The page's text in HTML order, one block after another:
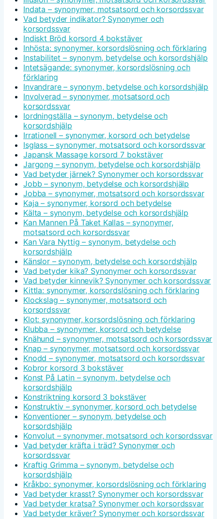
Indata – synonymer, motsatsord och korsordssvar
Vad betyder indikator? Synonymer och
korsordssvar
Indiskt Bröd korsord 4 bokstäver
Inhösta: synonymer, korsordslösning och förklaring
Instabilitet – synonym, betydelse och korsordshjälp
Intetsägande: synonymer, korsordslösning och
förklaring
Invandrare – synonym, betydelse och korsordshjälp
Involverad – synonymer, motsatsord och
korsordssvar
Iordningställa – synonym, betydelse och
korsordshjälp
Irrationell – synonymer, korsord och betydelse
Isglass – synonymer, motsatsord och korsordssvar
Japansk Massage korsord 7 bokstäver
Jargong – synonym, betydelse och korsordshjälp
Vad betyder järnek? Synonymer och korsordssvar
Jobb – synonym, betydelse och korsordshjälp
Jobba – synonymer, motsatsord och korsordssvar
Kaja – synonymer, korsord och betydelse
Kälta – synonym, betydelse och korsordshjälp
Kan Mannen På Taket Kallas – synonymer,
motsatsord och korsordssvar
Kan Vara Nyttig – synonym, betydelse och
korsordshjälp
Känslor – synonym, betydelse och korsordshjälp
Vad betyder kika? Synonymer och korsordssvar
Vad betyder kinnevik? Synonymer och korsordssvar
Kittla: synonymer, korsordslösning och förklaring
Klockslag – synonymer, motsatsord och
korsordssvar
Klot: synonymer, korsordslösning och förklaring
Klubba – synonymer, korsord och betydelse
Knähund – synonymer, motsatsord och korsordssvar
Knap – synonymer, motsatsord och korsordssvar
Knodd – synonymer, motsatsord och korsordssvar
Kobror korsord 3 bokstäver
Konst På Latin – synonym, betydelse och
korsordshjälp
Konstriktning korsord 3 bokstäver
Konstruktiv – synonymer, korsord och betydelse
Konventioner – synonym, betydelse och
korsordshjälp
Konvolut – synonymer, motsatsord och korsordssvar
Vad betyder kräfta i träd? Synonymer och
korsordssvar
Kraftig Grimma – synonym, betydelse och
korsordshjälp
Kråkbo: synonymer, korsordslösning och förklaring
Vad betyder krasst? Synonymer och korsordssvar
Vad betyder kratsa? Synonymer och korsordssvar
Vad betyder kräver? Synonymer och korsordssvar